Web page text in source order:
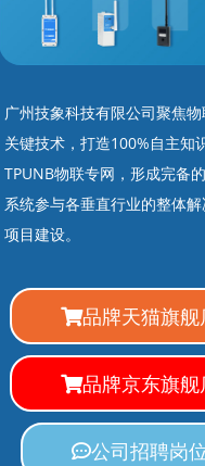
广州技象科技有限公司聚焦
关键技术，打造100%自主知
TPUNB物联专网，形成完备
系统参与各垂直行业的整体解
项目建设。
品牌天猫旗舰
品牌京东旗舰
公司招聘岗